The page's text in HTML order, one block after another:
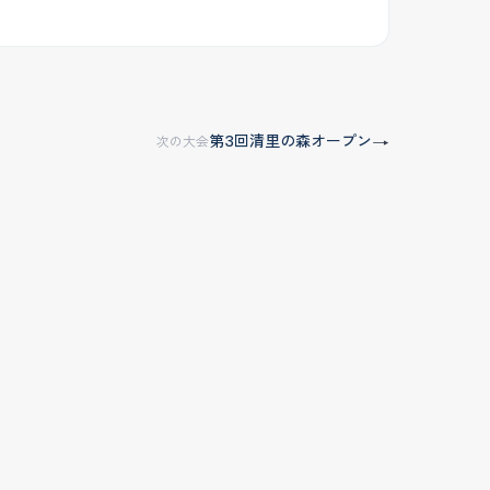
次の大会第3回清里の森オープン→